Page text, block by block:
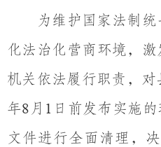
为维护国家法制
化法治化营商环境，
机关依法履行职责，
年8 月 1 日前发布实施
文件进行全面清理，